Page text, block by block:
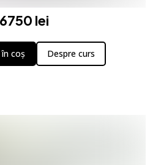
6750 lei
coș Despre curs